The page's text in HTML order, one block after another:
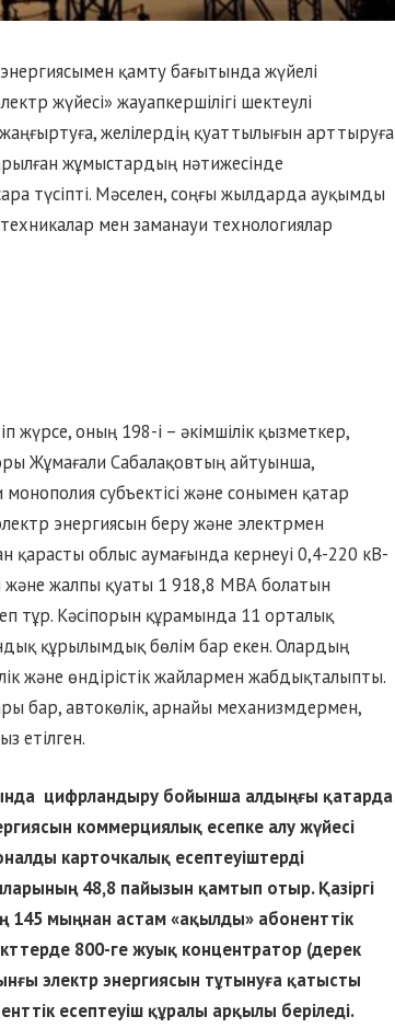
қамту бағытында жүйелі
жүйесі» жауапкершілігі шектеулі
желілердің қуаттылығын арттыруға
жұмыстардың нәтижесінде
түсіпті. Мәселен, соңғы жылдарда ауқымды
мен заманауи технологиялар
жүрсе, оның 198-і – әкімшілік қызметкер,
Жұмағали Сабалақовтың айтуынша,
субъектісі және сонымен қатар
энергиясын беру және электрмен
қарасты облыс аумағында кернеуі 0,4-220 кВ-
және жалпы қуаты 1 918,8 МВА болатын
тұр. Кәсіпорын құрамында 11 орталық
құрылымдық бөлім бар екен. Олардың
және өндірістік жайлармен жабдықталыпты.
бар, автокөлік, арнайы механизмдермен,
етілген.
цифрландыру бойынша алдыңғы қатарда
коммерциялық есепке алу жүйесі
карточкалық есептеуіштерді
48,8 пайызын қамтып отыр. Қазіргі
145 мыңнан астам «ақылды» абоненттік
800-ге жуық концентратор (дерек
электр энергиясын тұтынуға қатысты
есептеуіш құралы арқылы беріледі.